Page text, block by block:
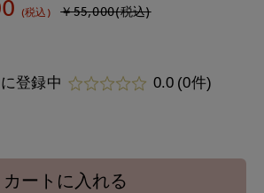
(税込) ￥55,000(税込)
登録中 0.0 (0件)
カートに入れる